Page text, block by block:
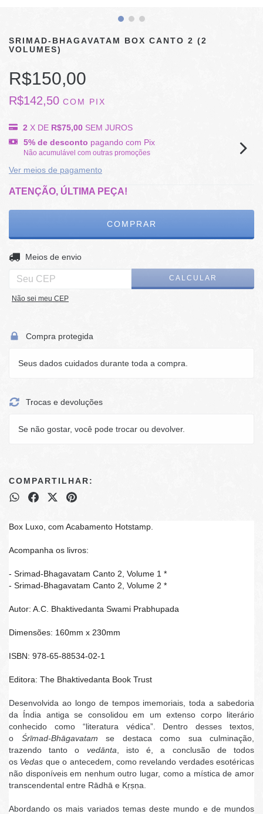
SRIMAD-BHAGAVATAM BOX CANTO 2 (2
VOLUMES)
R$150,00
R$142,50 COM PIX
2 X DE R$75,00 SEM JUROS
5% de desconto pagando com Pix
Não acumulável com outras promoções
Ver meios de pagamento
ATENÇÃO, ÚLTIMA PEÇA!
Entregas para o CEP:
Meios de envio
CALCULAR
Não sei meu CEP
Compra protegida
Seus dados cuidados durante toda a compra.
Trocas e devoluções
Se não gostar, você pode trocar ou devolver.
COMPARTILHAR:
Box Luxo, com Acabamento Hotstamp.
Acompanha os livros:
- Srimad-Bhagavatam Canto 2, Volume 1 *
- Srimad-Bhagavatam Canto 2, Volume 2 *
Autor: A.C. Bhaktivedanta Swami Prabhupada
Dimensões: 160mm x 230mm
ISBN: 978-65-88534-02-1
Editora: The Bhaktivedanta Book Trust
Desenvolvida ao longo de tempos imemoriais, toda a sabedoria
da Índia antiga se consolidou em um extenso corpo literário
conhecido como “literatura védica”. Dentro desses textos,
o Śrīmad-Bhāgavatam se destaca como sua culminação,
trazendo tanto o vedānta , isto é, a conclusão de todos
os Vedas que o antecedem, como revelando verdades esotéricas
não disponíveis em nenhum outro lugar, como a mística de amor
transcendental entre Rādhā e Kṛṣṇa.
Abordando os mais variados temas deste mundo e de mundos